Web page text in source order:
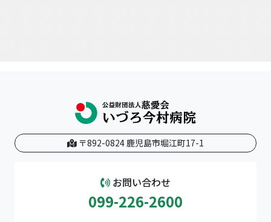
〒892-0824 鹿児島市堀江町17-1
お問い合わせ
099-226-2600